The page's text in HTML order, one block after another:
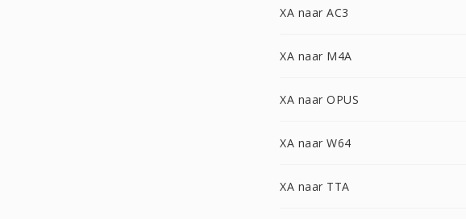
XA naar AC3
XA naar M4A
XA naar OPUS
XA naar W64
XA naar TTA